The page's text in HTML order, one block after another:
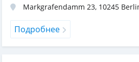
Markgrafendamm 23, 10245
Подробнее